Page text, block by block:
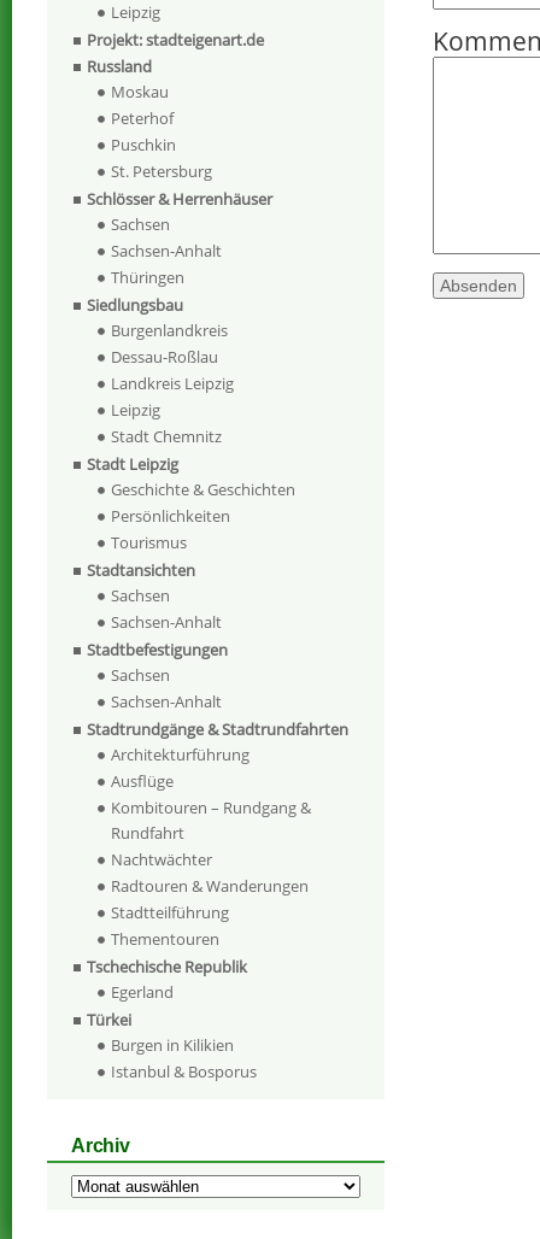
Leipzig
Projekt: stadteigenart.de
Russland
Moskau
Peterhof
Puschkin
St. Petersburg
Schlösser & Herrenhäuser
Sachsen
Sachsen-Anhalt
Thüringen
Siedlungsbau
Burgenlandkreis
Dessau-Roßlau
Landkreis Leipzig
Leipzig
Stadt Chemnitz
Stadt Leipzig
Geschichte & Geschichten
Persönlichkeiten
Tourismus
Stadtansichten
Sachsen
Sachsen-Anhalt
Stadtbefestigungen
Sachsen
Sachsen-Anhalt
Stadtrundgänge & Stadtrundfahrten
Architekturführung
Ausflüge
Kombitouren – Rundgang &
Rundfahrt
Nachtwächter
Radtouren & Wanderungen
Stadtteilführung
Thementouren
Tschechische Republik
Egerland
Türkei
Burgen in Kilikien
Istanbul & Bosporus
Archiv
Archiv